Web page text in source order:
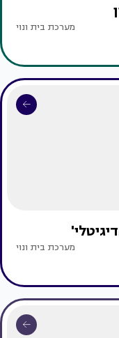
מערכת בית ונוי
מערכת בית ונוי